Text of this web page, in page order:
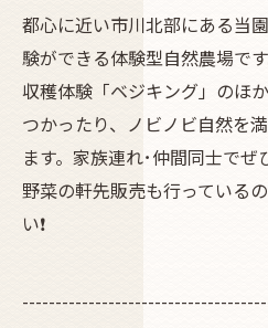
都心に近い市川北部にある当
験ができる体験型自然農場です
収穫体験「ベジキング」のほ
つかったり、ノビノビ自然を
ます。家族連れ･仲間同士で
野菜の軒先販売も行っている
い❗